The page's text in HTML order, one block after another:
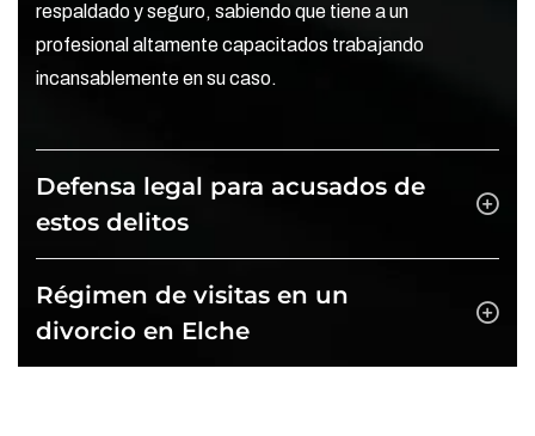
respaldado y seguro, sabiendo que tiene a un
profesional altamente capacitados trabajando
incansablemente en su caso.
Defensa legal para acusados de
estos delitos
Régimen de visitas en un
divorcio en Elche